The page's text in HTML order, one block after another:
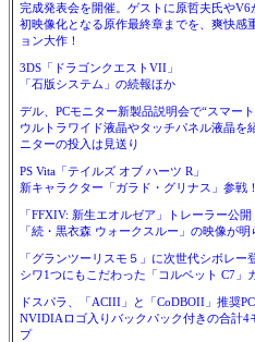
完成発表会を開催。ゲストに原哲夫氏やV6
初映像化となる原作最終章までを、爽快感
ョン大作！
3DS「ドラゴンクエストVII」
「石版システム」の続報ほか
デル、PCモニター新製品説明会で“スマー
ウルトラワイド液晶やタッチパネル液晶を
ニターの投入は見送り
PS Vita「テイルズ オブ ハーツ R」
新キャラクター「ガラド・グリナス」参戦！
「FFXIV: 新生エオルゼア」トレーラー公開
「続・黒衣森 ウォークスルー」の映像が明
「グランツーリスモ５」に次世代シボレー
シワ1つにもこだわった「コルベット C7」
ドスパラ、「ACIII」と「CoDBOII」推奨
NVIDIAロゴ入りバックパック付きの合計4
プ